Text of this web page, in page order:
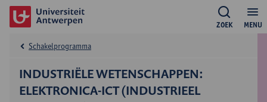
MENU
ZOEK
INDUSTRIËLE WETENSCHAPPEN:
ELEKTRONICA-ICT (INDUSTRIEEL
Schakelprogramma